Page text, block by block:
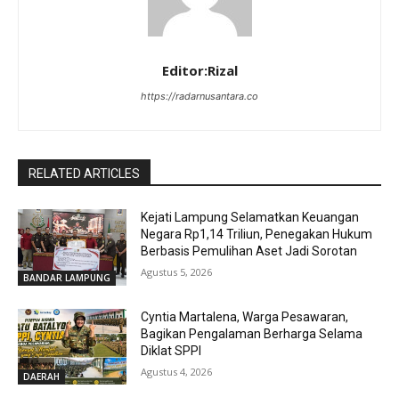
Editor:Rizal
https://radarnusantara.co
RELATED ARTICLES
BANDAR LAMPUNG
Kejati Lampung Selamatkan Keuangan
Negara Rp1,14 Triliun, Penegakan Hukum
Berbasis Pemulihan Aset Jadi Sorotan
Agustus 5, 2026
DAERAH
Cyntia Martalena, Warga Pesawaran,
Bagikan Pengalaman Berharga Selama
Diklat SPPI
Agustus 4, 2026